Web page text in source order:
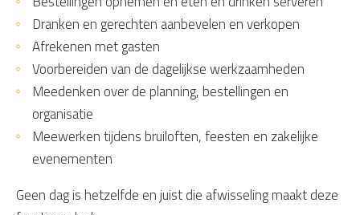
Dranken en gerechten aanbevelen en verkopen
Afrekenen met gasten
Voorbereiden van de dagelijkse werkzaamheden
Meedenken over de planning, bestellingen en
organisatie
Meewerken tijdens bruiloften, feesten en zakelijke
evenementen
Geen dag is hetzelfde en juist die afwisseling maakt deze